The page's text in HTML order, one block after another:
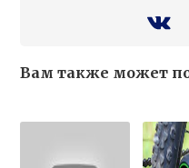
Вам также может